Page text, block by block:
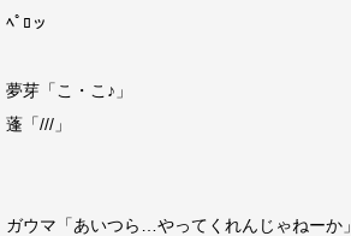
ﾍﾟﾛッ
夢芽「こ・こ♪」
蓬「///」
ガウマ「あいつら…やってくれんじゃねーか」